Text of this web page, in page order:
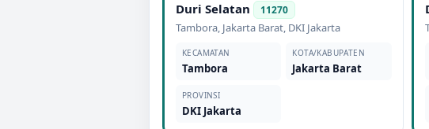
Duri Selatan 11270
Tambora, Jakarta Barat, DKI Jakarta
KECAMATAN
Tambora
KOTA/KABUPATEN
Jakarta Barat
PROVINSI
DKI Jakarta